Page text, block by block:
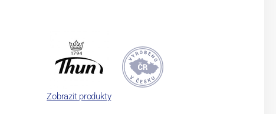
Zobrazit produkty